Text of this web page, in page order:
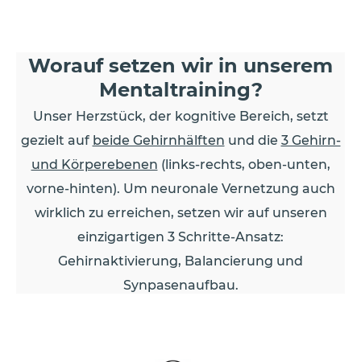
Worauf setzen wir in unserem
Mentaltraining?
Unser Herzstück, der kognitive Bereich, setzt
gezielt auf beide Gehirnhälften und die 3 Gehirn-
und Körperebenen (links-rechts, oben-unten,
vorne-hinten). Um neuronale Vernetzung auch
wirklich zu erreichen, setzen wir auf unseren
einzigartigen 3 Schritte-Ansatz:
Gehirnaktivierung, Balancierung und
Synpasenaufbau.